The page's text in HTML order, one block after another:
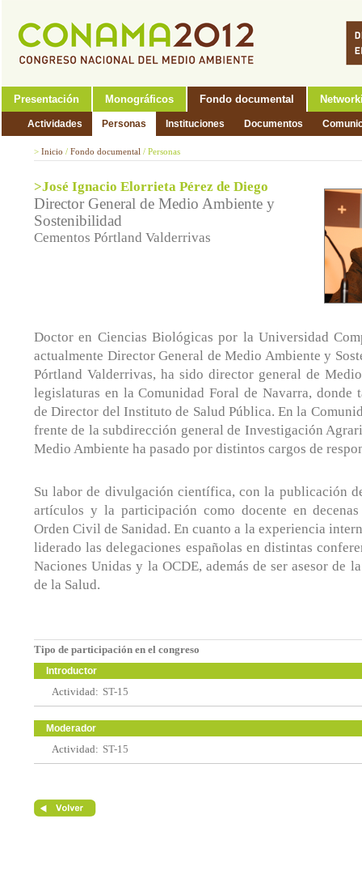
Presentación Monográficos Fondo documental
Actividades Personas Instituciones Documentos
> Inicio / Fondo documental / Personas
>José Ignacio Elorrieta Pérez de Diego
Director General de Medio Ambiente y
Sostenibilidad
Cementos Pórtland Valderrivas
Doctor en Ciencias Biológicas por la Universidad
actualmente Director General de Medio Ambiente y
Pórtland Valderrivas, ha sido director general de
legislaturas en la Comunidad Foral de Navarra, donde
de Director del Instituto de Salud Pública. En la
frente de la subdirección general de Investigación
Medio Ambiente ha pasado por distintos cargos de
Su labor de divulgación científica, con la publicación
artículos y la participación como docente en
Orden Civil de Sanidad. En cuanto a la experiencia
liderado las delegaciones españolas en distintas
Naciones Unidas y la OCDE, además de ser asesor de
de la Salud.
Tipo de participación en el congreso
Introductor
Actividad: ST-15
Moderador
Actividad: ST-15